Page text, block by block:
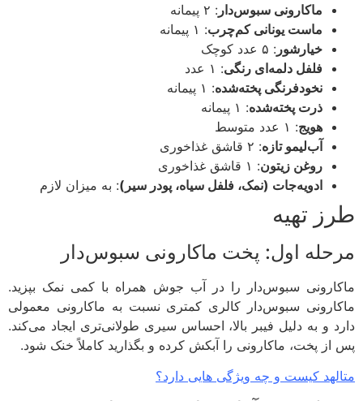
ماکارونی سبوس‌دار: ۲ پیمانه
ماست یونانی کم‌چرب: ۱ پیمانه
خیارشور : ۵ عدد کوچک
فلفل دلمه‌ای رنگی : ۱ عدد
نخودفرنگی پخته‌شده: ۱ پیمانه
ذرت پخته‌شده: ۱ پیمانه
هویج : ۱ عدد متوسط
آب‌لیمو تازه : ۲ قاشق غذاخوری
روغن زیتون : ۱ قاشق غذاخوری
ادویه‌جات (نمک، فلفل سیاه، پودر سیر): به میزان لازم
تهیه
اول: پخت ماکارونی سبوس‌دار
سبوس‌دار را در آب جوش همراه با کمی نمک بپزید.
سبوس‌دار کالری کمتری نسبت به ماکارونی معمولی
و به دلیل فیبر بالا، احساس سیری طولانی‌تری ایجاد می‌کند.
پخت، ماکارونی را آبکش کرده و بگذارید کاملاً خنک شود.
کیست و چه ویژگی هایی دارد؟